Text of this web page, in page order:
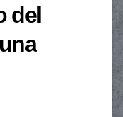
del